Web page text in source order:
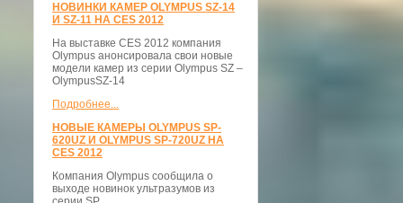
НОВИНКИ КАМЕР OLYMPUS SZ-14
И SZ-11 НА CES 2012
На выставке CES 2012 компания
Olympus анонсировала свои новые
модели камер из серии Olympus SZ –
OlympusSZ-14
Подробнее...
НОВЫЕ КАМЕРЫ OLYMPUS SP-
620UZ И OLYMPUS SP-720UZ НА
CES 2012
Компания Olympus сообщила о
выходе новинок ультразумов из